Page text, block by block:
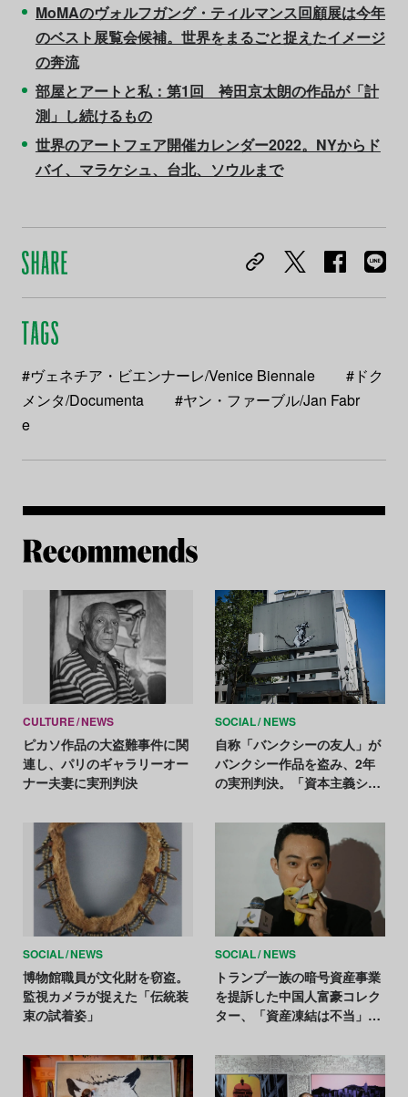
MoMAのヴォルフガング・ティルマンス回顧展は今年
のベスト展覧会候補。世界をまるごと捉えたイメージ
の奔流
部屋とアートと私：第1回 袴田京太朗の作品が「計
測」し続けるもの
世界のアートフェア開催カレンダー2022。NYからド
バイ、マラケシュ、台北、ソウルまで
#ヴェネチア・ビエンナーレ/Venice Biennale
#ドク
メンタ/Documenta
#ヤン・ファーブル/Jan Fabr
e
CULTURE NEWS
ピカソ作品の大盗難事件に関
連し、パリのギャラリーオー
ナー夫妻に実刑判決
SOCIAL NEWS
自称「バンクシーの友人」が
バンクシー作品を盗み、2年
の実刑判決。「資本主義シス
SOCIAL NEWS
博物館職員が文化財を窃盗。
監視カメラが捉えた「伝統装
束の試着姿」
SOCIAL NEWS
トランプ一族の暗号資産事業
を提訴した中国人富豪コレク
ター、「資産凍結は不当」と